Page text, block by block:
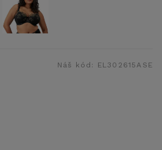
Náš kód: EL302615ASE